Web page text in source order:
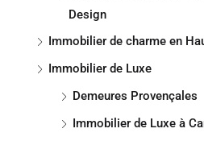
Design
Immobilier de charme en
Immobilier de Luxe
Demeures Provençales
Immobilier de Luxe à